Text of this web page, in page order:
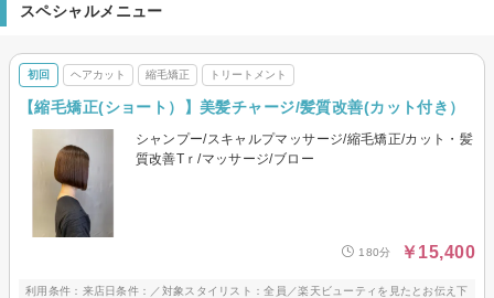
スペシャルメニュー
初回 ヘアカット 縮毛矯正 トリートメント
【縮毛矯正(ショート）】美髪チャージ/髪質改善(カット付き）
シャンプー/スキャルプマッサージ/縮毛矯正/カット・髪
質改善Tｒ/マッサージ/ブロー
180分 ￥15,400
利用条件：来店日条件：／対象スタイリスト：全員／楽天ビューティを見たとお伝え下